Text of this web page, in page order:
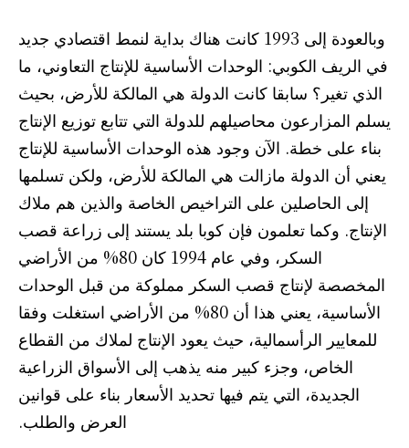
وبالعودة إلى 1993 كانت هناك بداية لنمط اقتصادي جديد
في الريف الكوبي: الوحدات الأساسية للإنتاج التعاوني، ما
الذي تغير؟ سابقا كانت الدولة هي المالكة للأرض، بحيث
يسلم المزارعون محاصيلهم للدولة التي تتابع توزيع الإنتاج
بناء على خطة. الآن وجود هذه الوحدات الأساسية للإنتاج
يعني أن الدولة مازالت هي المالكة للأرض، ولكن تسلمها
إلى الحاصلين على التراخيص الخاصة والذين هم ملاك
الإنتاج. وكما تعلمون فإن كوبا بلد يستند إلى زراعة قصب
السكر، وفي عام 1994 كان 80% من الأراضي
المخصصة لإنتاج قصب السكر مملوكة من قبل الوحدات
الأساسية، يعني هذا أن 80% من الأراضي استغلت وفقا
للمعايير الرأسمالية، حيث يعود الإنتاج لملاك من القطاع
الخاص، وجزء كبير منه يذهب إلى الأسواق الزراعية
الجديدة، التي يتم فيها تحديد الأسعار بناء على قوانين
العرض والطلب.